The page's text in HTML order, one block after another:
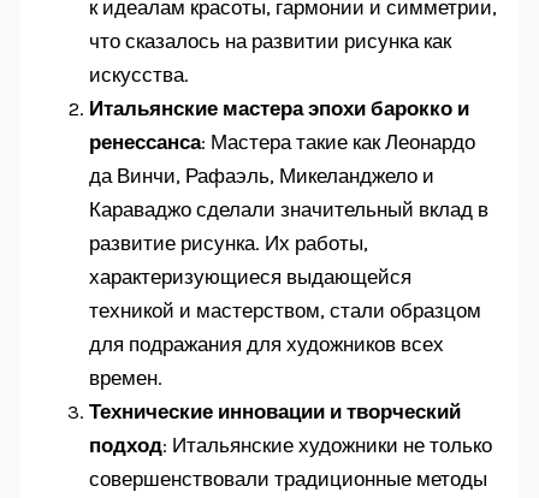
к идеалам красоты, гармонии и симметрии,
что сказалось на развитии рисунка как
искусства.
Итальянские мастера эпохи барокко и
ренессанса: Мастера такие как Леонардо
да Винчи, Рафаэль, Микеланджело и
Караваджо сделали значительный вклад в
развитие рисунка. Их работы,
характеризующиеся выдающейся
техникой и мастерством, стали образцом
для подражания для художников всех
времен.
Технические инновации и творческий
подход: Итальянские художники не только
совершенствовали традиционные методы